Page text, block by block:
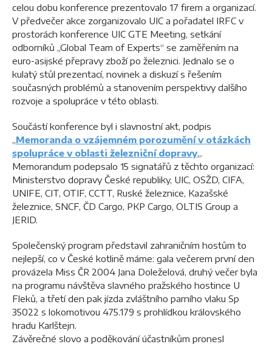
celou dobu konference prezentovalo 17 firem a organizací.
V předvečer akce zorganizovalo UIC a pořadatel IRFC v
prostorách konference UIC GTE Meeting, setkání
odborníků „Global Team of Experts“ se zaměřením na
euro-asijské přepravy zboží po železnici. Jednalo se o
kulatý stůl prezentací, novinek a diskuzí s řešením
současných problémů a stanovením perspektivy dalšího
rozvoje a spolupráce v této oblasti.
Součástí konference byl i slavnostní akt, podpis
„Memoranda o vzájemném porozumění v otázkách
spolupráce v oblasti železniční dopravy„.
Memorandum podepsalo 15 signatářů z těchto organizací:
Ministerstvo dopravy České republiky, UIC, OSŽD, CIFA,
UNIFE, CIT, OTIF, CCTT, Ruské železnice, Kazašské
železnice, SNCF, ČD Cargo, PKP Cargo, OLTIS Group a
JERID.
Společenský program představil zahraničním hostům to
nejlepší, co v České kotlině máme: gala večerem první den
provázela Miss ČR 2004 Jana Doleželová, druhý večer byla
na programu návštěva slavného pražského hostince U
Fleků, a třetí den pak jízda zvláštního parního vlaku Sp
35022 s lokomotivou 475.179 s prohlídkou královského
hradu Karlštejn.
Závěrečné slovo a poděkování účastníkům pronesl